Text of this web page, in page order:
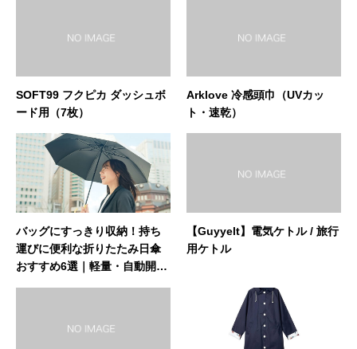
SOFT99 フクピカ ダッシュボ
ード用（7枚）
Arklove 冷感頭巾（UVカッ
ト・速乾）
バッグにすっきり収納！持ち
運びに便利な折りたたみ日傘
おすすめ6選｜軽量・自動開
【Guyyelt】電気ケトル / 旅行
用ケトル